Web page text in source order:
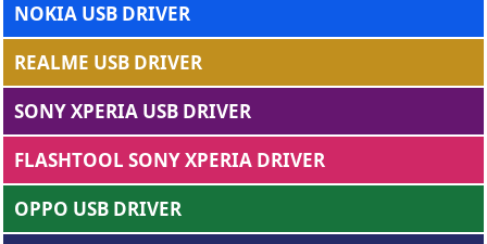
NOKIA USB DRIVER
REALME USB DRIVER
SONY XPERIA USB DRIVER
FLASHTOOL SONY XPERIA DRIVER
OPPO USB DRIVER